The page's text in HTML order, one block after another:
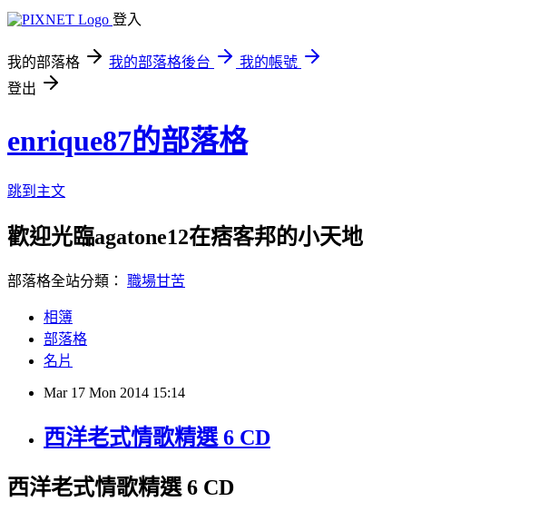
登入
我的部落格 我的部落格後台
我的帳號
登出
enrique87的部落格
跳到主文
歡迎光臨agatone12在痞客邦的小天地
部落格全站分類： 職場甘苦
相簿
部落格
名片
Mar 17 Mon 2014 15:14
西洋老式情歌精選 6 CD
西洋老式情歌精選 6 CD